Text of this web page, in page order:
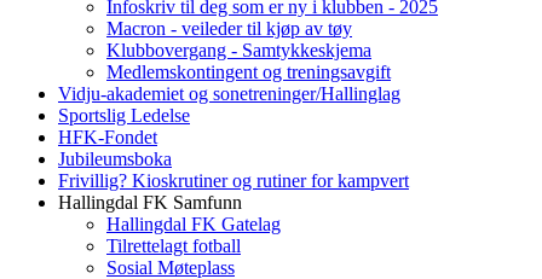
Infoskriv til deg som er ny i klubben - 2025
Macron - veileder til kjøp av tøy
Klubbovergang - Samtykkeskjema
Medlemskontingent og treningsavgift
Vidju-akademiet og sonetreninger/Hallinglag
Sportslig Ledelse
HFK-Fondet
Jubileumsboka
Frivillig? Kioskrutiner og rutiner for kampvert
Hallingdal FK Samfunn
Hallingdal FK Gatelag
Tilrettelagt fotball
Sosial Møteplass